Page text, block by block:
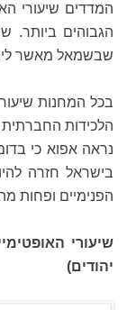
המדדים שיעורי
הגבוהים ביותר.
שבשמאל מאשר
בכל המחנות
הלכידות החברתית
בישראל חזרה
הפנימיים ופחות
שיעורי
יהודים)